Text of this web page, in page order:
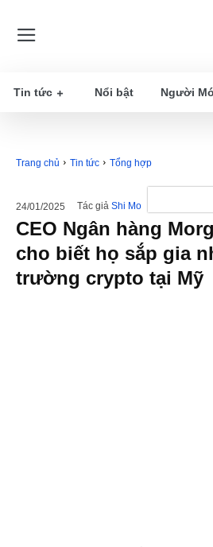
Tin tức Nổi bật Người
Trang chủ Tin tức Tổng hợp
24/01/2025 Tác giả Shi Mo
CEO Ngân hàng
cho biết họ sắp gia
trường crypto tại Mỹ